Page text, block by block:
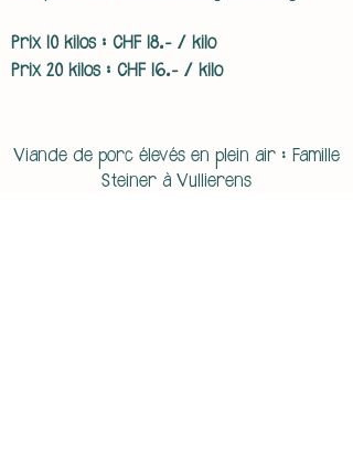
Prix 10 kilos : CHF 18.- / kilo
Prix 20 kilos : CHF 16.- / kilo
Viande de porc élevés en plein air : Famille
Steiner à Vullierens